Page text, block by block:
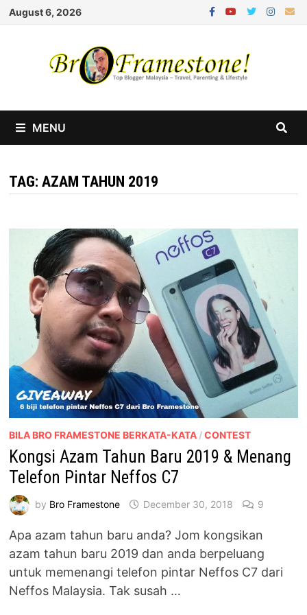
Skip
August 6, 2026
MENU
TAG:AZAM TAHUN 2019
BILA BRO FRAMESTONE BERKATA-KATA /CONTEST
Kongsi Azam Tahun Baru 2019 & Menang
Telefon Pintar Neffos C7
by Bro Framestone December 30, 2018 9
Apa azam tahun baru anda? Jom kongsikan
azam tahun baru 2019 dan anda berpeluang
untuk memenangi telefon pintar Neffos C7 dari
Neffos Malaysia. Tak susah …